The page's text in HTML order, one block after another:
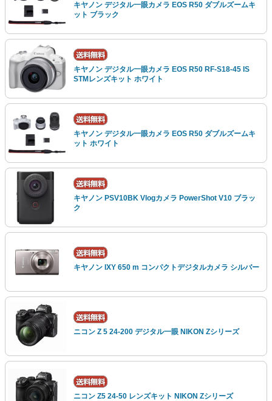
キヤノン デジタル一眼カメラ EOS R50 ダブルズームキ
ット ブラック
キヤノン デジタル一眼カメラ EOS R50 RF-S18-45 IS
STMレンズキット ホワイト
キヤノン デジタル一眼カメラ EOS R50 ダブルズームキ
ット ホワイト
キヤノン PSV10BK Vlogカメラ PowerShot V10 ブラッ
ク
キヤノン IXY 650 m コンパクトデジタルカメラ シルバー
ニコン Z 5 24-200 デジタル一眼 NIKON Zシリーズ
ニコン Z5 24-50 レンズキット NIKON Zシリーズ